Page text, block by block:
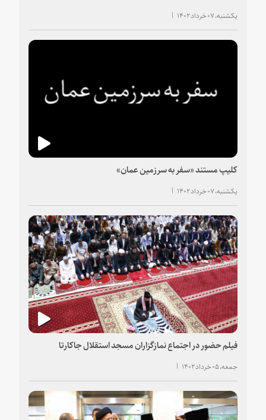
یکشنبه، ۰۷ خرداد ۱۴۰۲
کلیپ مستند «سفر به سرزمین عمان»
یکشنبه، ۰۷ خرداد ۱۴۰۲
فیلم حضور در اجتماع نمازگزاران مسجد استقلال جاکارتا
جمعه، ۰۵ خرداد ۱۴۰۲